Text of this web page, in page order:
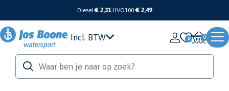
Diesel€ 2,31 HVO100 € 2,49
Incl. BTW 0